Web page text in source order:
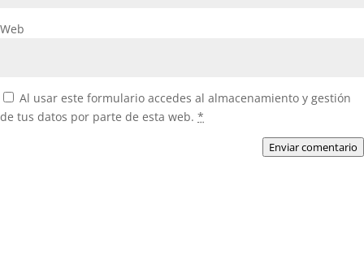
Web
Al usar este formulario accedes al almacenamiento y gestión
de tus datos por parte de esta web. *
Enviar comentario